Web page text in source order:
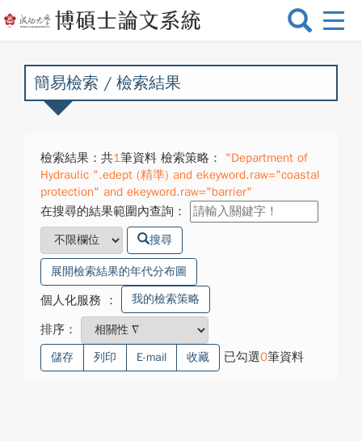
選
換
簡易檢索 / 檢索結果
檢索結果：共1筆資料 檢索策略：
"Department of
Hydraulic ".edept (精準) and ekeyword.raw="coastal
protection" and ekeyword.raw="barrier"
在搜尋的結果範圍內查詢：
搜尋
展開檢索結果的年代分布圖
個人化服務 ： 我的檢索策略
排序：
儲存 列印 E-mail 收藏 已勾選0筆資料